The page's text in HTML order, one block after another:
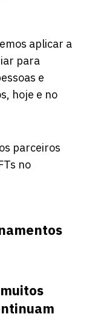
aplicar a
para
e
hoje e no
parceiros
no